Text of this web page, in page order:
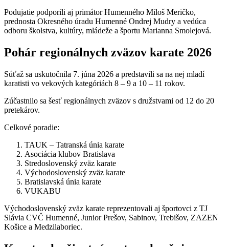
Podujatie podporili aj primátor Humenného Miloš Meričko,
prednosta Okresného úradu Humenné Ondrej Mudry a vedúca
odboru školstva, kultúry, mládeže a športu Marianna Smolejová.
Pohár regionálnych zväzov karate 2026
Súťaž sa uskutočnila 7. júna 2026 a predstavili sa na nej mladí
karatisti vo vekových kategóriách 8 – 9 a 10 – 11 rokov.
Zúčastnilo sa šesť regionálnych zväzov s družstvami od 12 do 20
pretekárov.
Celkové poradie:
TAUK – Tatranská únia karate
Asociácia klubov Bratislava
Stredoslovenský zväz karate
Východoslovenský zväz karate
Bratislavská únia karate
VUKABU
Východoslovenský zväz karate reprezentovali aj športovci z TJ
Slávia CVČ Humenné, Junior Prešov, Sabinov, Trebišov, ZAZEN
Košice a Medzilaboriec.